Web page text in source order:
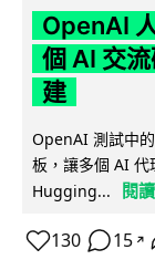
OpenAI
個 AI 交
建
OpenAI 測試中
板，讓多個 AI 代
Hugging...
閱
130 15 ↗